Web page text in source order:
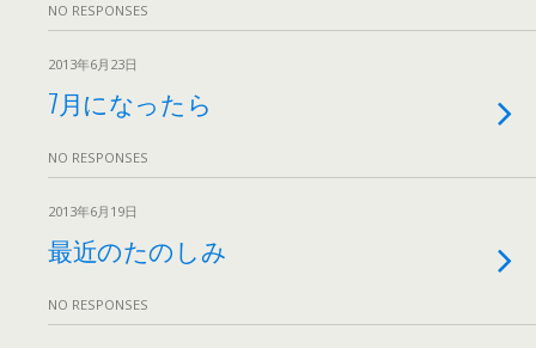
NO RESPONSES
2013年6月23日
7月になったら
NO RESPONSES
2013年6月19日
最近のたのしみ
NO RESPONSES